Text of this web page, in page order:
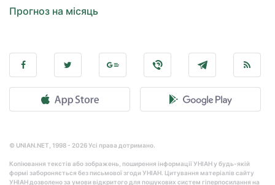
Прогноз на місяць
© UNIAN.NET, 1998 - 2026 Усі права дотримано.
Копіювання текстів або зображень, поширення інформації УНІАН у будь-якій
формі забороняється без письмової згоди УНІАН. Цитування матеріалів сайту
УНІАН дозволено за умови відкритого для пошукових систем гіперпосилання на